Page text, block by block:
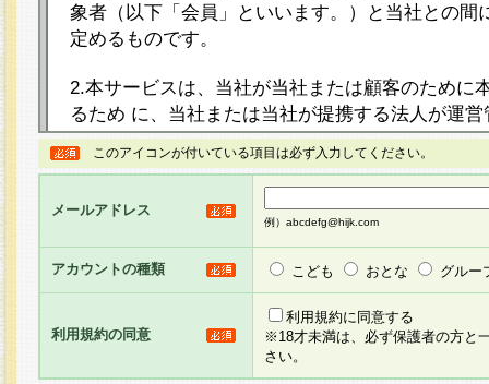
象者（以下「会員」といいます。）と当社との間
定めるものです。
2.本サービスは、当社が当社または顧客のために
るため に、当社または当社が提携する法人が運
ト（以下「本サイト」といいます。）上に本サー
ージを設け、会員がアンケー ト調査に回答する
し、その結果を当社が集計・分析その他の利用を
るものです。なお、本サービスは、それぞれの目
員に対して本サービスの依頼を行うこともあり、
た全ての会員に対して本サービスの依頼をすると
りま す。
3.当社は、会員の事前の承諾を得ることなく、当
方 法・手段にて、本規約を任意に制定、変更ま
このアイコンが付いている項目は必ず入力してください。
メールアドレス
例）abcdefg@hijk.com
アカウントの種類 こども おとな グルー
利用規約の同意
利用規約に同意する
※18才未満は、必ず保護者の方と
さい。